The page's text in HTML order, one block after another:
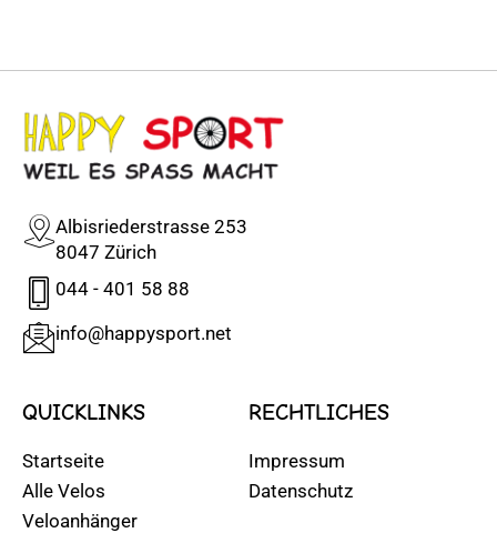
Albisriederstrasse 253
8047 Zürich
044 - 401 58 88
info@happysport.net
QUICKLINKS
Startseite
Alle Velos
Veloanhänger
RECHTLICHES
Impressum
Datenschutz